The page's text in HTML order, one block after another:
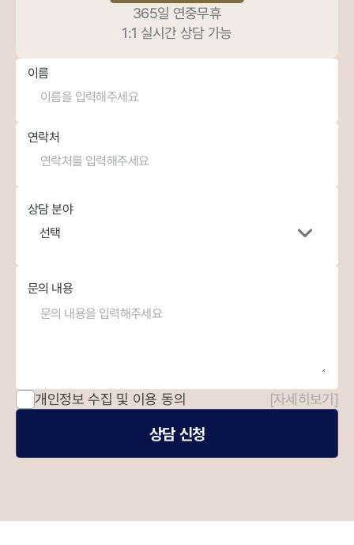
365일 연중무휴
1:1 실시간 상담 가능
이름
연락처
상담 분야
선택
문의 내용
개인정보 수집 및 이용 동의 [자세히보기]
상담 신청